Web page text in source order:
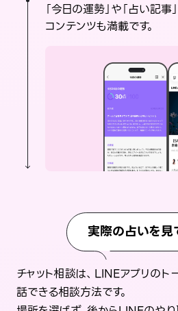
「今日の運勢」や「占い記
コンテンツも満載です。
実際の占いを見
チャット相談は、LINEアプリの
話できる相談方法です。